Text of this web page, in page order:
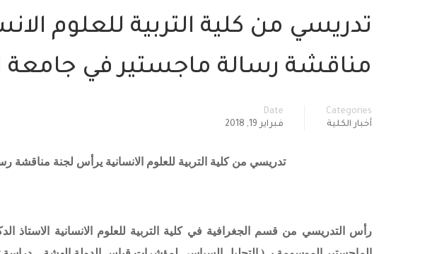
تدريسي من كلية التربية للعلوم
مناقشة رسالة ماجستير في جامعة
Categories
أخبار الكلية
Date
فبراير 19, 2018
تدريسي من كلية التربية للعلوم الانسانية يرأس لجنة مناقشة
رأس التدريسي من قسم الجغرافية في كلية التربية للعلوم الانسانية الاستاذ